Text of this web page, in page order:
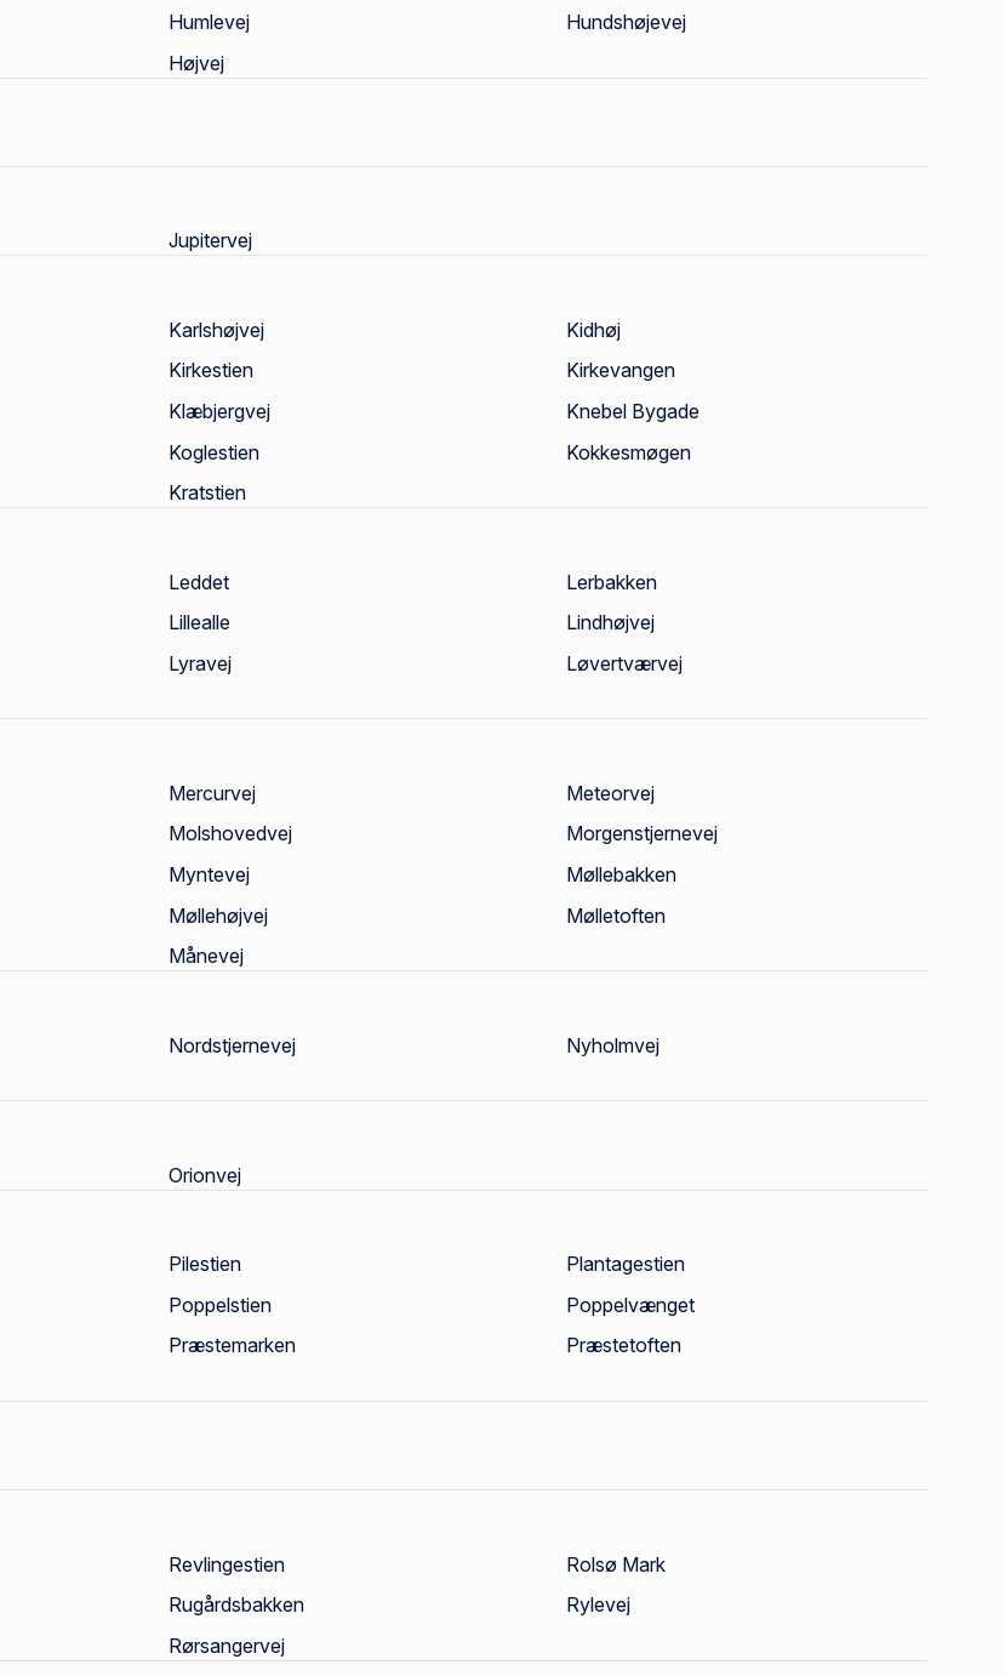
Humlevej
Hundshøjevej
Højvej
Jupitervej
Karlshøjvej
Kidhøj
Kirkestien
Kirkevangen
Klæbjergvej
Knebel Bygade
Koglestien
Kokkesmøgen
Kratstien
Leddet
Lerbakken
Lillealle
Lindhøjvej
Lyravej
Løvertværvej
Mercurvej
Meteorvej
Molshovedvej
Morgenstjernevej
Myntevej
Møllebakken
Møllehøjvej
Mølletoften
Månevej
Nordstjernevej
Nyholmvej
Orionvej
Pilestien
Plantagestien
Poppelstien
Poppelvænget
Præstemarken
Præstetoften
Revlingestien
Rolsø Mark
Rugårdsbakken
Rylevej
Rørsangervej